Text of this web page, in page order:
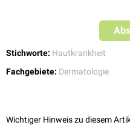
Stichworte: Hautkrankheit
Fachgebiete: Dermatologie
Wichtiger Hinweis zu diesem